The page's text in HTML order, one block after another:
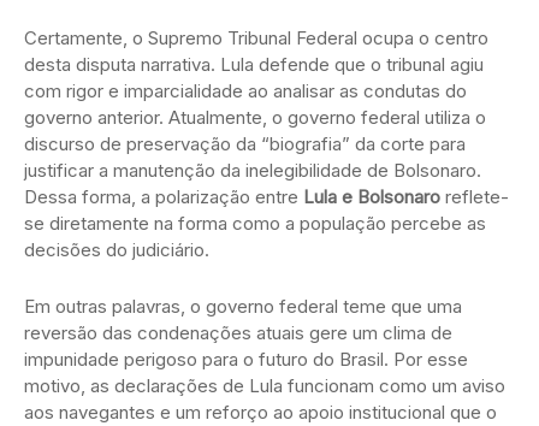
Certamente, o Supremo Tribunal Federal ocupa o centro
desta disputa narrativa. Lula defende que o tribunal agiu
com rigor e imparcialidade ao analisar as condutas do
governo anterior. Atualmente, o governo federal utiliza o
discurso de preservação da “biografia” da corte para
justificar a manutenção da inelegibilidade de Bolsonaro.
Dessa forma, a polarização entre Lula e Bolsonaro reflete-
se diretamente na forma como a população percebe as
decisões do judiciário.
Em outras palavras, o governo federal teme que uma
reversão das condenações atuais gere um clima de
impunidade perigoso para o futuro do Brasil. Por esse
motivo, as declarações de Lula funcionam como um aviso
aos navegantes e um reforço ao apoio institucional que o